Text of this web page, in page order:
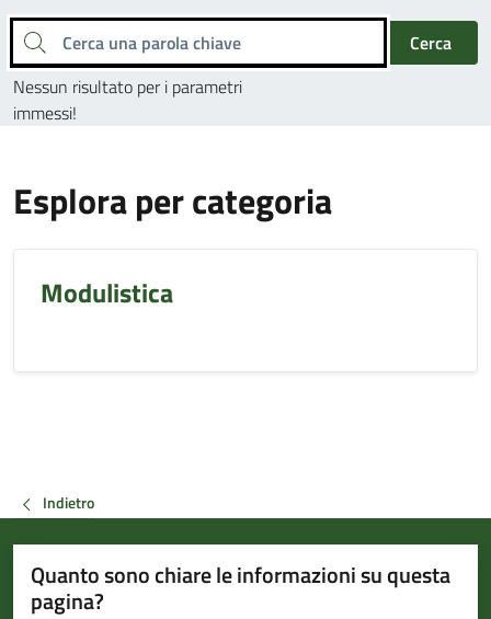
Cerca una parola chiave
Cerca
Nessun risultato per i parametri
immessi!
Esplora per categoria
Modulistica
Indietro
Quanto sono chiare le informazioni su questa
pagina?